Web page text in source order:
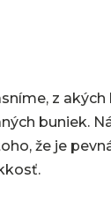
z
buniek.
že je